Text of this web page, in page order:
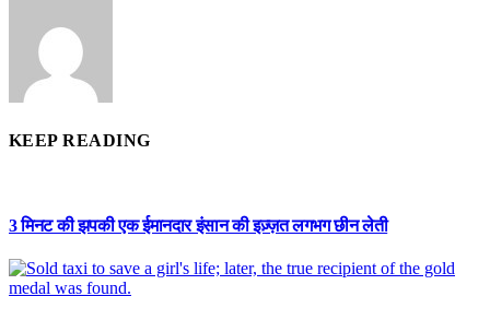
KEEP READING
3 मिनट की झपकी एक ईमानदार इंसान की इज़्ज़त लगभग छीन लेती